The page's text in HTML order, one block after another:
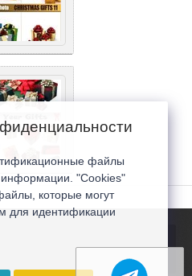
файлы
"Cookies"
которые могут
для идентификации